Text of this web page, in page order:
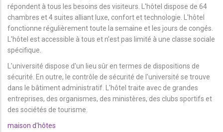
répondent à tous les besoins des visiteurs. L'hôtel dispose de 64
chambres et 4 suites alliant luxe, confort et technologie. L'hôtel
fonctionne régulièrement toute la semaine et les jours de congés.
L'hôtel est accessible à tous et n'est pas limité à une classe sociale
spécifique.
L'université dispose d'un lieu sûr en termes de dispositions de
sécurité. En outre, le contrôle de sécurité de l'université se trouve
dans le bâtiment administratif. L'hôtel traite avec de grandes
entreprises, des organismes, des ministères, des clubs sportifs et
des sociétés de tourisme.
maison d'hôtes